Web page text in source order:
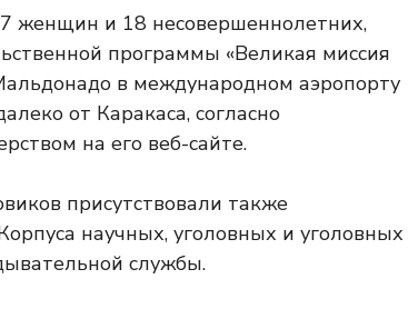
женщин и 18 несовершеннолетних,
программы «Великая миссия
в международном аэропорту
от Каракаса, согласно
на его веб-сайте.
присутствовали также
научных, уголовных и уголовных
службы.